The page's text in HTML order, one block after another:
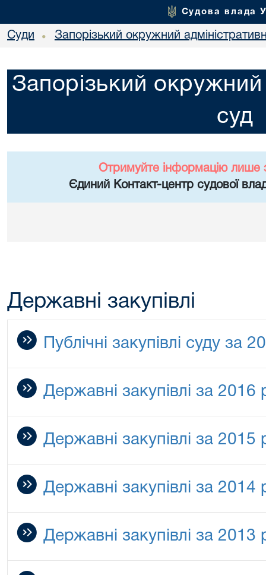
Судова влада
Суди • Запорізький окружний
Запорізький окружний
суд
Отримуйте інформацію лише
Єдиний Контакт-центр судової
Державні закупівлі
Публічні закупівлі суду за
Державні закупівлі за 2016
Державні закупівлі за 2015
Державні закупівлі за 2014
Державні закупівлі за 2013